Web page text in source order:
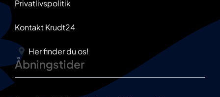
Privatlivspolitik
Kontakt Krudt24
Her finder du os!
Åbningstider